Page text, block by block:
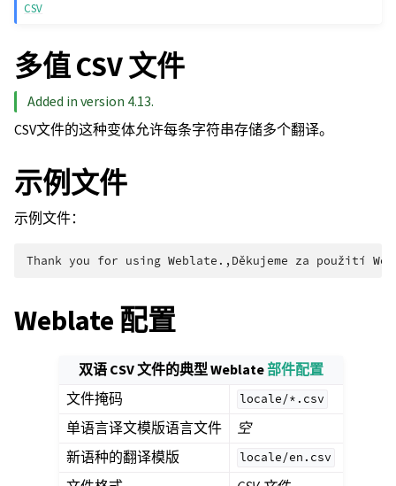
CSV
多值 CSV 文件
Added in version 4.13.
CSV文件的这种变体允许每条字符串存储多个翻译。
示例文件
示例文件：
Weblate 配置
双语 CSV 文件的典型 Weblate部件配置
文件掩码
locale/*.csv
单语言译文模版语言文件
空
新语种的翻译模版
locale/en.csv